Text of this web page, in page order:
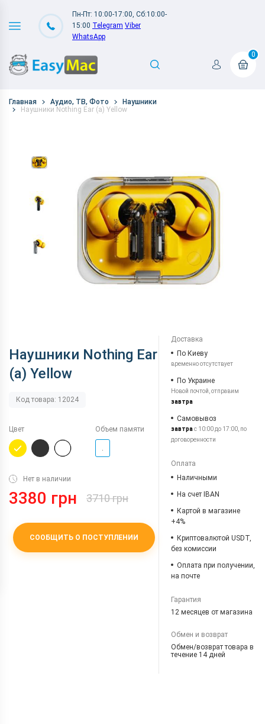
Пн-Пт: 10:00-17:00, Сб:10:00-
15:00 Telegram Viber
WhatsApp
0
Главная Аудио, ТВ, Фото
Наушники
Наушники Nothing Ear (a) Yellow
Наушники Nothing Ear
(a) Yellow
Код товара: 12024
Цвет Объем памяти
Нет в наличии
3380 грн 3710 грн
СООБЩИТЬ О ПОСТУПЛЕНИИ
Доставка
По Киеву
временно отсутствует
По Украине
Новой почтой, отправим
завтра
Самовывоз
завтрас 10:00 до 17:00, по
договоренности
Оплата
Наличными
На счет IBAN
Картой в магазине
+4%
Криптовалютой USDT,
без комиссии
Оплата при получении,
на почте
Гарантия
12 месяцев от магазина
Обмен и возврат
Обмен/возврат товара в
течение 14 дней